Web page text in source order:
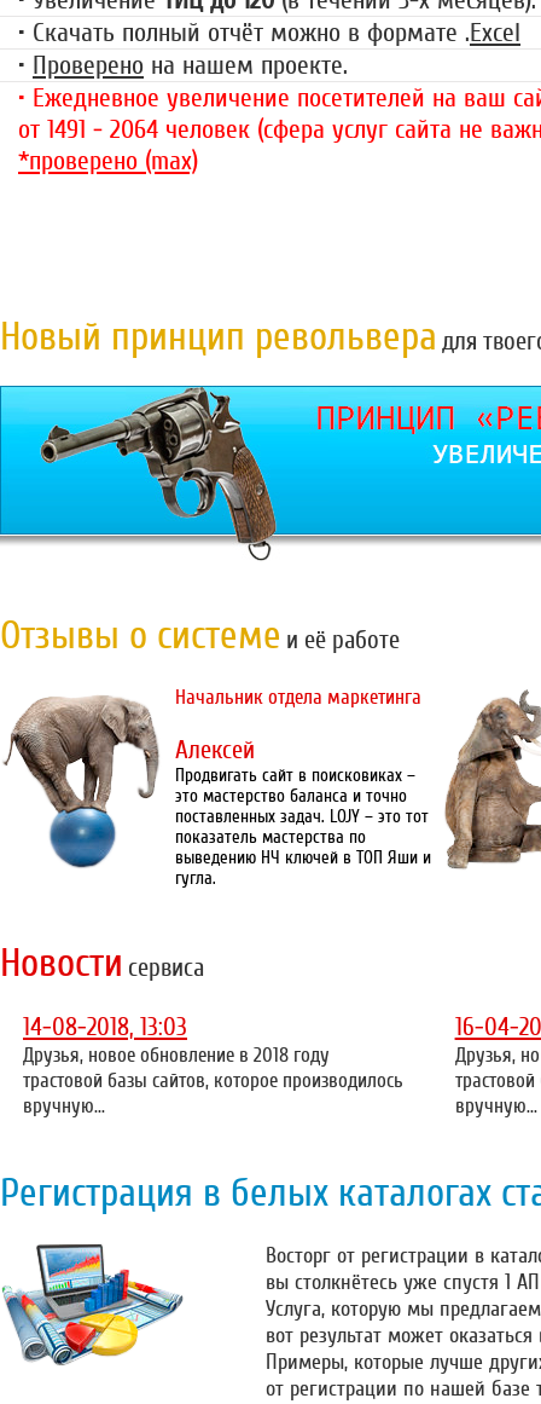
• Скачать полный отчёт можно в формате .Excel
• Проверено на нашем проекте.
• Ежедневное увеличение посетителей на ваш
от 1491 - 2064 человек (сфера услуг сайта не
*проверено (max)
Новый принцип револьвера для
Отзывы о системе и её работе
Начальник отдела маркетинга
Алексей
Продвигать сайт в поисковиках –
это мастерство баланса и точно
поставленных задач. LOJY – это тот
показатель мастерства по
выведению НЧ ключей в ТОП Яши и
гугла.
Новости сервиса
14-08-2018, 13:03
Друзья, новое обновление в 2018 году
трастовой базы сайтов, которое производилось
вручную...
16-04-
Друзья,
вручную...
Регистрация в белых каталогах
Восторг от регистрации в
вы столкнётесь уже спустя 1
Услуга, которую мы
вот результат может
Примеры, которые лучше
от регистрации по нашей базе